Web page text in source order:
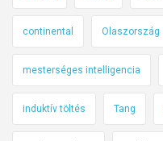
continental Olaszország
mesterséges intelligencia
induktív töltés Tang